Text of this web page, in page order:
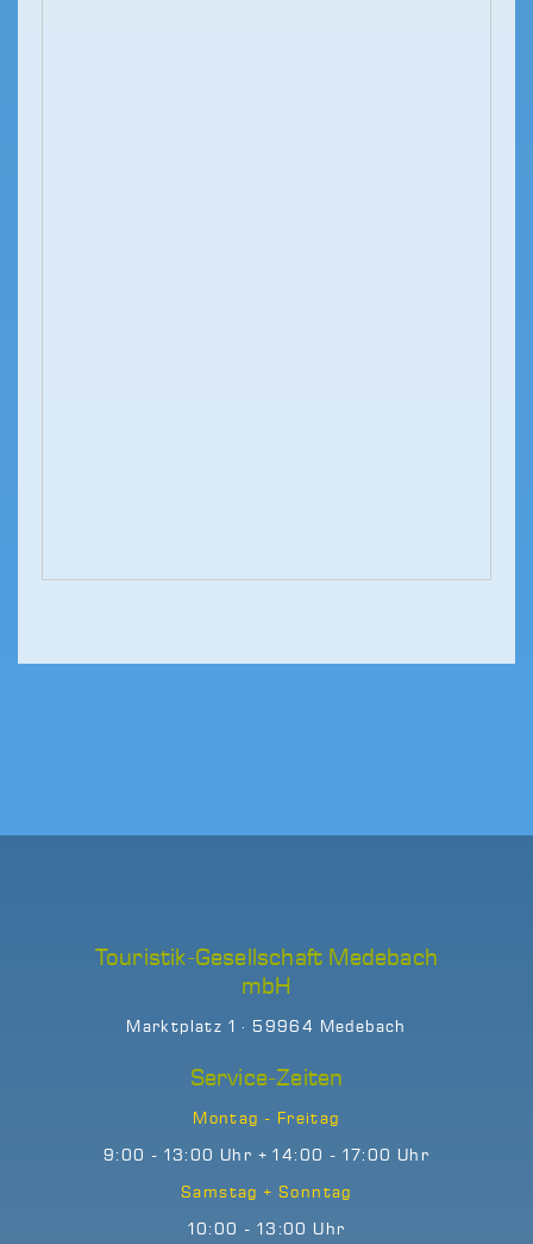
Touristik-Gesellschaft Medebach
mbH
Marktplatz 1 · 59964 Medebach
Service-Zeiten
Montag - Freitag
9:00 - 13:00 Uhr + 14:00 - 17:00 Uhr
Samstag + Sonntag
10:00 - 13:00 Uhr